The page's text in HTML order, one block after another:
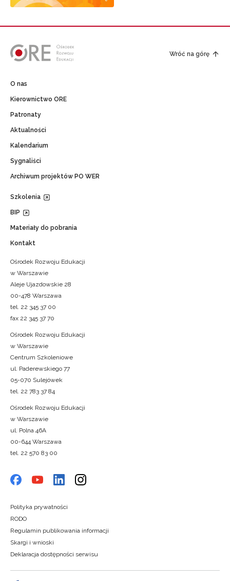
Wróć na górę
O nas
Kierownictwo ORE
Patronaty
Aktualności
Kalendarium
Sygnaliści
Archiwum projektów PO WER
Szkolenia
BIP
Materiały do pobrania
Kontakt
Ośrodek Rozwoju Edukacji
w Warszawie
Aleje Ujazdowskie 28
00-478 Warszawa
tel. 22 345 37 00
fax 22 345 37 70
Ośrodek Rozwoju Edukacji
w Warszawie
Centrum Szkoleniowe
ul. Paderewskiego 77
05-070 Sulejówek
tel. 22 783 37 84
Ośrodek Rozwoju Edukacji
w Warszawie
ul. Polna 46A
00-644 Warszawa
tel. 22 570 83 00
Polityka prywatności
RODO
Regulamin publikowania informacji
Skargi i wnioski
Deklaracja dostępności serwisu